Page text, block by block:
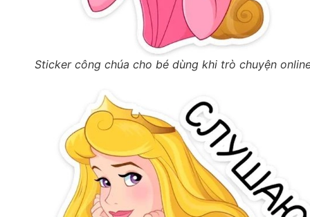
Sticker công chúa cho bé dùng khi trò chuyện